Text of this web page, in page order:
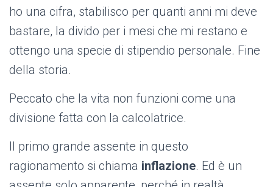
ho una cifra, stabilisco per quanti anni mi deve
bastare, la divido per i mesi che mi restano e
ottengo una specie di stipendio personale. Fine
della storia.
Peccato che la vita non funzioni come una
divisione fatta con la calcolatrice.
Il primo grande assente in questo
ragionamento si chiama inflazione. Ed è un